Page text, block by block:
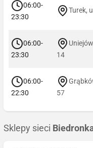
06:00-
23:30
Turek,
06:00-
23:30
14
06:00-
22:30
57
Sklepy sieci